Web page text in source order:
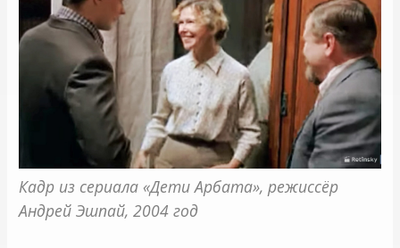
Кадр из сериала «Дети Арбата», режиссёр
Андрей Эшпай, 2004 год